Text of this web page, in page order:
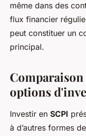
même dans des
flux financier
peut constituer un
principal.
Comparaison
options
Investir en SCPI
à d’autres formes